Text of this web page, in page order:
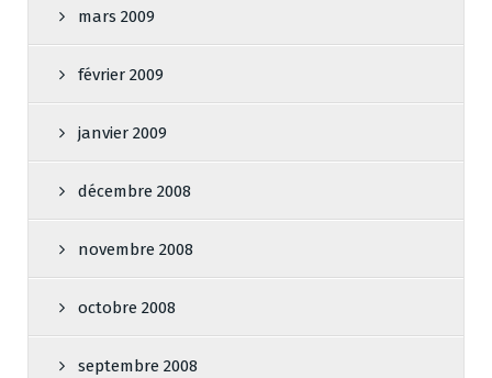
mars 2009
février 2009
janvier 2009
décembre 2008
novembre 2008
octobre 2008
septembre 2008